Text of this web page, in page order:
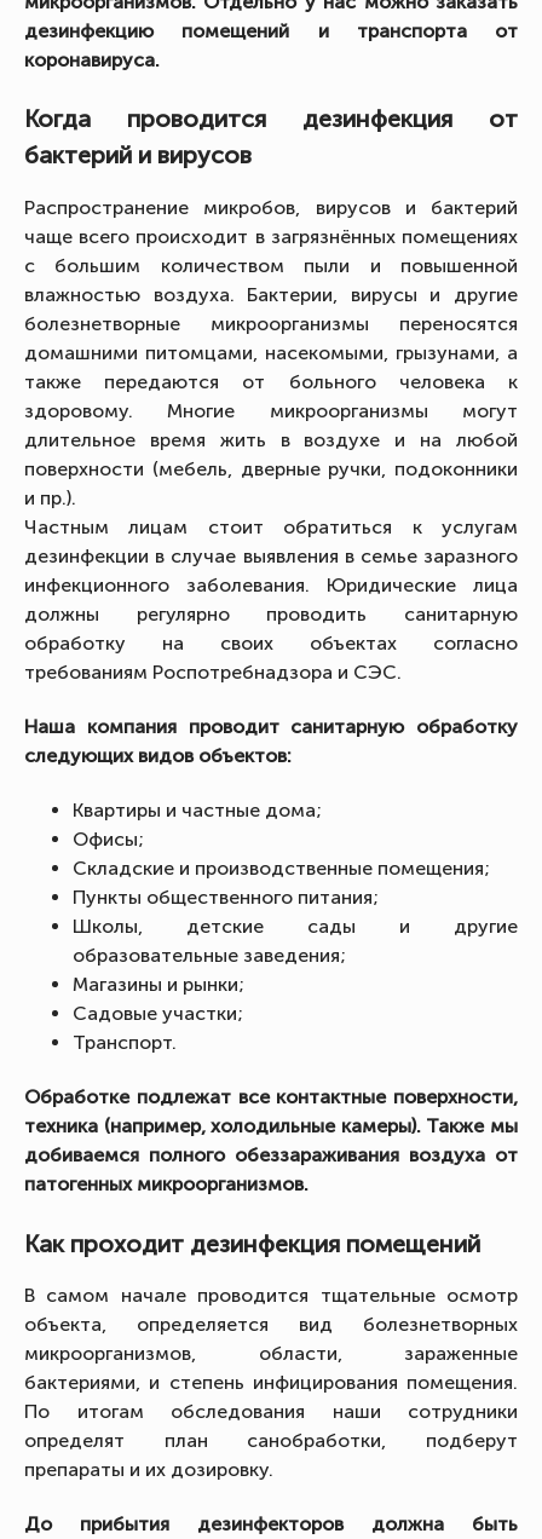
дезинфекцию помещений и транспорта от
коронавируса.
Когда проводится дезинфекция от
бактерий и вирусов
Распространение микробов, вирусов и бактерий
чаще всего происходит в загрязнённых помещениях
с большим количеством пыли и повышенной
влажностью воздуха. Бактерии, вирусы и другие
болезнетворные микроорганизмы переносятся
домашними питомцами, насекомыми, грызунами, а
также передаются от больного человека к
здоровому. Многие микроорганизмы могут
длительное время жить в воздухе и на любой
поверхности (мебель, дверные ручки, подоконники
и пр.).
Частным лицам стоит обратиться к услугам
дезинфекции в случае выявления в семье заразного
инфекционного заболевания. Юридические лица
должны регулярно проводить санитарную
обработку на своих объектах согласно
требованиям Роспотребнадзора и СЭС.
Наша компания проводит санитарную обработку
следующих видов объектов:
Квартиры и частные дома;
Офисы;
Складские и производственные помещения;
Пункты общественного питания;
Школы, детские сады и другие
образовательные заведения;
Магазины и рынки;
Садовые участки;
Транспорт.
Обработке подлежат все контактные поверхности,
техника (например, холодильные камеры). Также мы
добиваемся полного обеззараживания воздуха от
патогенных микроорганизмов.
Как проходит дезинфекция помещений
В самом начале проводится тщательные осмотр
объекта, определяется вид болезнетворных
микроорганизмов, области, зараженные
бактериями, и степень инфицирования помещения.
По итогам обследования наши сотрудники
определят план санобработки, подберут
препараты и их дозировку.
До прибытия дезинфекторов должна быть